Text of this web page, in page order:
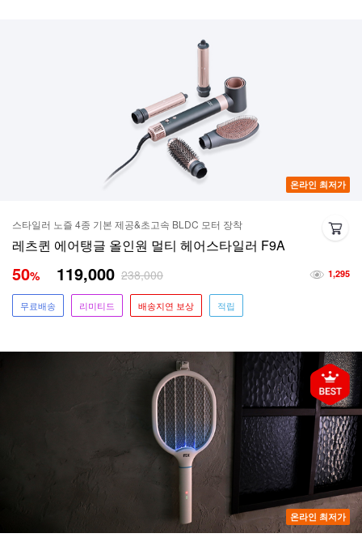
온라인 최저가
스타일러 노즐 4종 기본 제공&초고속 BLDC 모터 장착
레츠퀸 에어탱글 올인원 멀티 헤어스타일러 F9A
1,295
50% 119,000 238,000
무료배송 리미티드 배송지연 보상 적립
온라인 최저가